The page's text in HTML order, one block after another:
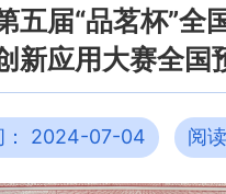
五届“品茗杯”全
新应用大赛全国
： 2024-07-04 阅